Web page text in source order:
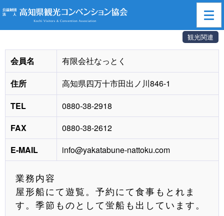
高知県観光コンベンション協会>賛助会員一覧
観光関連
会員名
有限会社なっとく
住所
高知県四万十市田出ノ川846-1
TEL
0880-38-2918
FAX
0880-38-2612
E-MAIL
info@yakatabune-nattoku.com
業務内容
屋形船にて遊覧。予約にて食事もとれま
す。季節ものとして蛍船も出しています。